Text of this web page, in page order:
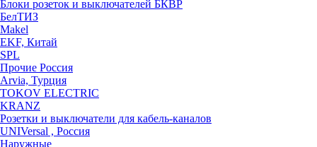
Блоки розеток и выключателей БКВР
БелТИЗ
Makel
EKF, Китай
SPL
Прочие Россия
Arvia, Турция
TOKOV ELECTRIC
KRANZ
Розетки и выключатели для кабель-каналов
UNIVersal , Россия
Наружные